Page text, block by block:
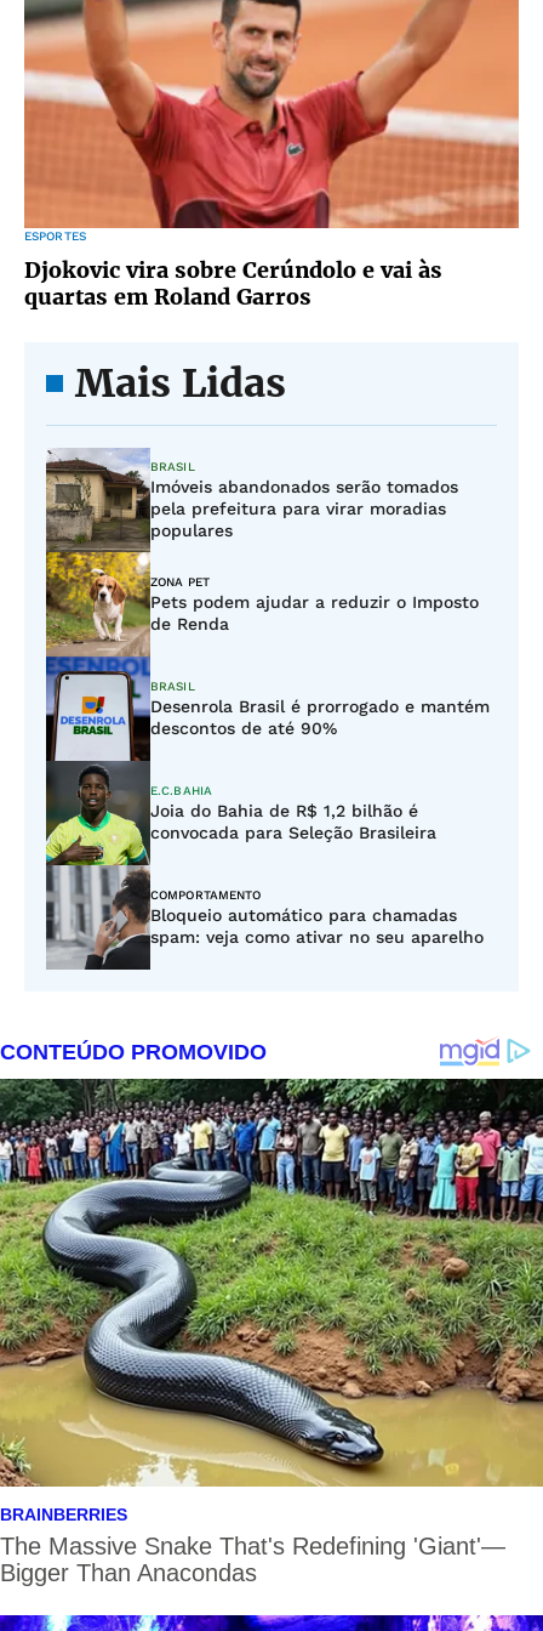
ESPORTES
Djokovic vira sobre Cerúndolo e vai às
quartas em Roland Garros
Mais Lidas
BRASIL
Imóveis abandonados serão tomados
pela prefeitura para virar moradias
populares
ZONA PET
Pets podem ajudar a reduzir o Imposto
de Renda
BRASIL
Desenrola Brasil é prorrogado e mantém
descontos de até 90%
E.C.BAHIA
Joia do Bahia de R$ 1,2 bilhão é
convocada para Seleção Brasileira
COMPORTAMENTO
Bloqueio automático para chamadas
spam: veja como ativar no seu aparelho